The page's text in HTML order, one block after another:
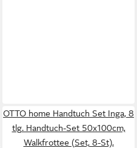
OTTO home Handtuch Set Inga, 8
tlg. Handtuch-Set 50x100cm,
Walkfrottee (Set, 8-St),